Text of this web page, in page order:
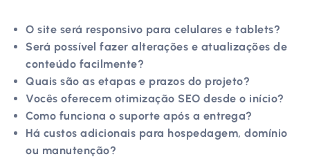
O site será responsivo para celulares e tablets?
Será possível fazer alterações e atualizações de
conteúdo facilmente?
Quais são as etapas e prazos do projeto?
Vocês oferecem otimização SEO desde o início?
Como funciona o suporte após a entrega?
Há custos adicionais para hospedagem, domínio
ou manutenção?